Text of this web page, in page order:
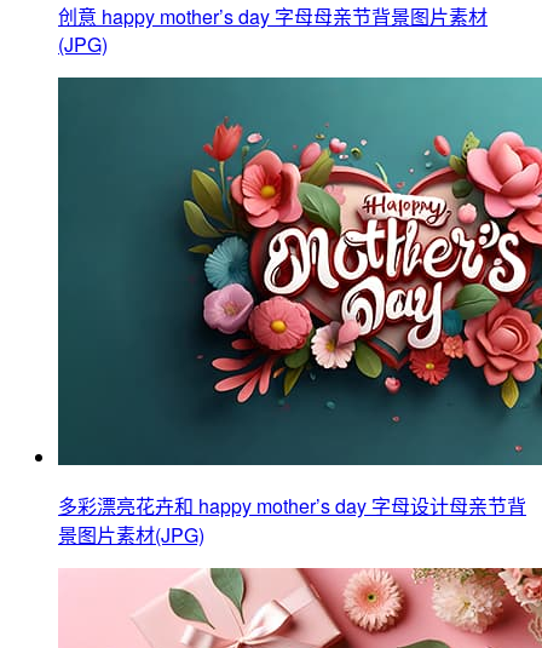
创意 happy mother’s day 字母母亲节背景图片素材
(JPG)
多彩漂亮花卉和 happy mother’s day 字母设计母亲节背
景图片素材(JPG)